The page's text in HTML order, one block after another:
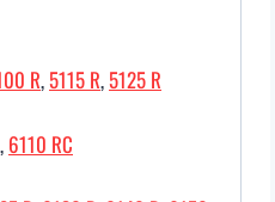
R,5115 R,5125 R
, 6110 RC